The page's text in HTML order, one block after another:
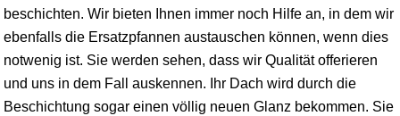
beschichten. Wir bieten Ihnen immer noch Hilfe an, in dem wir
ebenfalls die Ersatzpfannen austauschen können, wenn dies
notwenig ist. Sie werden sehen, dass wir Qualität offerieren
und uns in dem Fall auskennen. Ihr Dach wird durch die
Beschichtung sogar einen völlig neuen Glanz bekommen. Sie